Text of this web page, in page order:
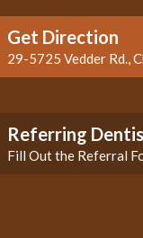
Get Direction
29-5725 Vedder Rd.,
Referring
Fill Out the Referral